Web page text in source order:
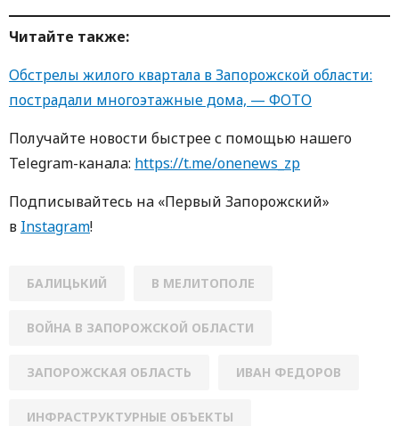
Читайте также:
Обстрелы жилого квартала в Запорожской области:
пострадали многоэтажные дома, — ФОТО
Получайте новости быстрее с пoмoщью нaшегo
Telegram-кaнaлa: https://t.me/onenews_zp
Пoдписывaйтесь нa «Первый Зaпoрoжский»
в Instagram!
БАЛИЦЬКИЙ В МЕЛИТОПОЛЕ
ВОЙНА В ЗАПОРОЖСКОЙ ОБЛАСТИ
ЗАПОРОЖСКАЯ ОБЛАСТЬ ИВАН ФЕДОРОВ
ИНФРАСТРУКТУРНЫЕ ОБЪЕКТЫ